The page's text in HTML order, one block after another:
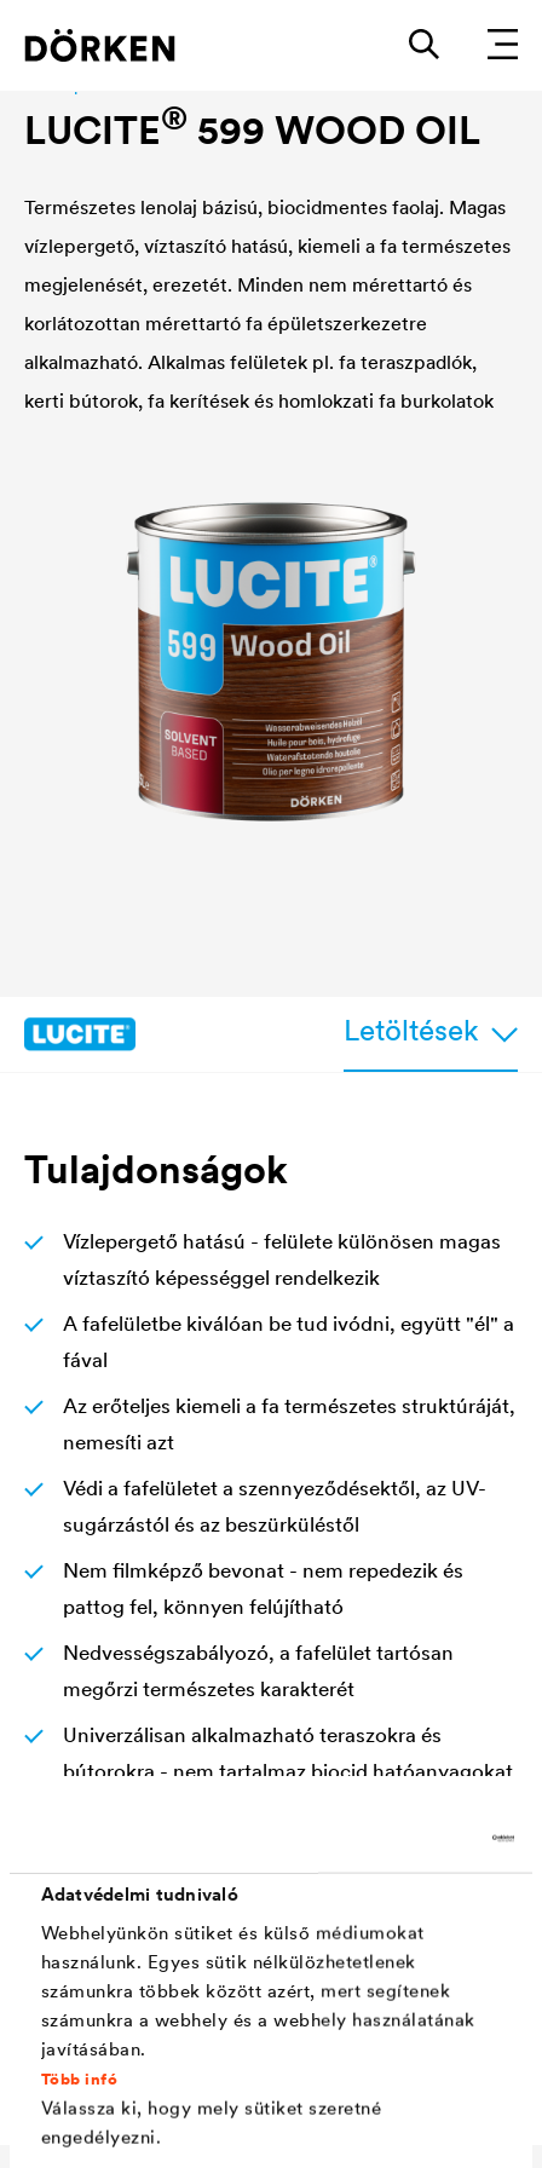
Adatvédelmi tudnivaló
Webhelyünkön sütiket és külső médiumokat
használunk. Egyes sütik nélkülözhetetlenek
számunkra többek között azért, mert segítenek
számunkra a webhely és a webhely használatának
javításában.
Több infó
Válassza ki, hogy mely sütiket szeretné
engedélyezni.
LUCITE® 599 WOOD OIL
Természetes lenolaj bázisú, biocidmentes faolaj. Magas
vízlepergető, víztaszító hatású, kiemeli a fa természetes
megjelenését, erezetét. Minden nem mérettartó és
korlátozottan mérettartó fa épületszerkezetre
alkalmazható. Alkalmas felületek pl. fa teraszpadlók,
kerti bútorok, fa kerítések és homlokzati fa burkolatok
Letöltések
Tulajdonságok
Vízlepergető hatású - felülete különösen magas
víztaszító képességgel rendelkezik
A fafelületbe kiválóan be tud ivódni, együtt "él" a
fával
Az erőteljes kiemeli a fa természetes struktúráját,
nemesíti azt
Védi a fafelületet a szennyeződésektől, az UV-
sugárzástól és az beszürküléstől
Nem filmképző bevonat - nem repedezik és
pattog fel, könnyen felújítható
Nedvességszabályozó, a fafelület tartósan
megőrzi természetes karakterét
Univerzálisan alkalmazható teraszokra és
bútorokra - nem tartalmaz biocid hatóanyagokat
Hosszú bedolgozási ideje különösen előnyös a
nagyobb felületek csíkosodásmentes festésénél,
ecsettel, kefével vagy szivaccsal is felhordható
Felhordása előtt nincs szükség külön felületi
csiszolásra vagy alapozásra